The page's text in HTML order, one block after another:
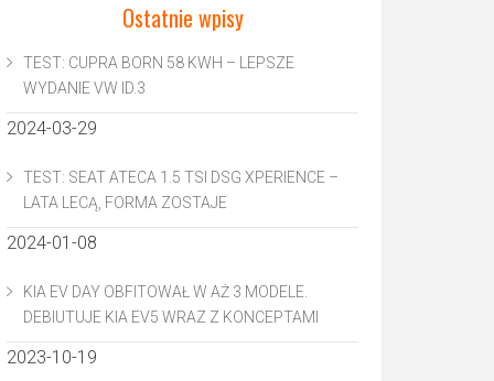
Ostatnie wpisy
TEST: CUPRA BORN 58 KWH – LEPSZE
WYDANIE VW ID.3
2024-03-29
TEST: SEAT ATECA 1.5 TSI DSG XPERIENCE –
LATA LECĄ, FORMA ZOSTAJE
2024-01-08
KIA EV DAY OBFITOWAŁ W AŻ 3 MODELE.
DEBIUTUJE KIA EV5 WRAZ Z KONCEPTAMI
2023-10-19